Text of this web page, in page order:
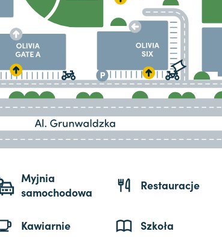
Myjnia
samochodowa
Restauracje
Kawiarnie Szkoła